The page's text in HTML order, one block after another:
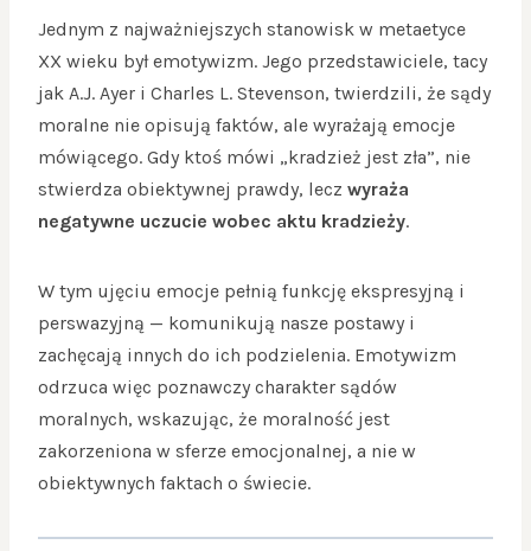
Jednym z najważniejszych stanowisk w metaetyce
XX wieku był emotywizm. Jego przedstawiciele, tacy
jak A.J. Ayer i Charles L. Stevenson, twierdzili, że sądy
moralne nie opisują faktów, ale wyrażają emocje
mówiącego. Gdy ktoś mówi „kradzież jest zła”, nie
stwierdza obiektywnej prawdy, lecz wyraża
negatywne uczucie wobec aktu kradzieży.
W tym ujęciu emocje pełnią funkcję ekspresyjną i
perswazyjną — komunikują nasze postawy i
zachęcają innych do ich podzielenia. Emotywizm
odrzuca więc poznawczy charakter sądów
moralnych, wskazując, że moralność jest
zakorzeniona w sferze emocjonalnej, a nie w
obiektywnych faktach o świecie.